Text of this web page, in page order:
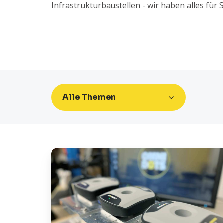
Infrastrukturbaustellen - wir haben alles für
Alle Themen
Kalibrierungsfrequenz:
Geophon
vs.
SWARM-